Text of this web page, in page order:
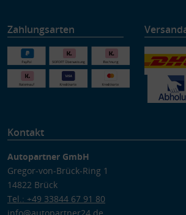
Zahlungsarten
Kontakt
Autopartner GmbH
Gregor-von-Brück-Ring 1
14822 Brück
Tel.: +49 33844 67 91 80